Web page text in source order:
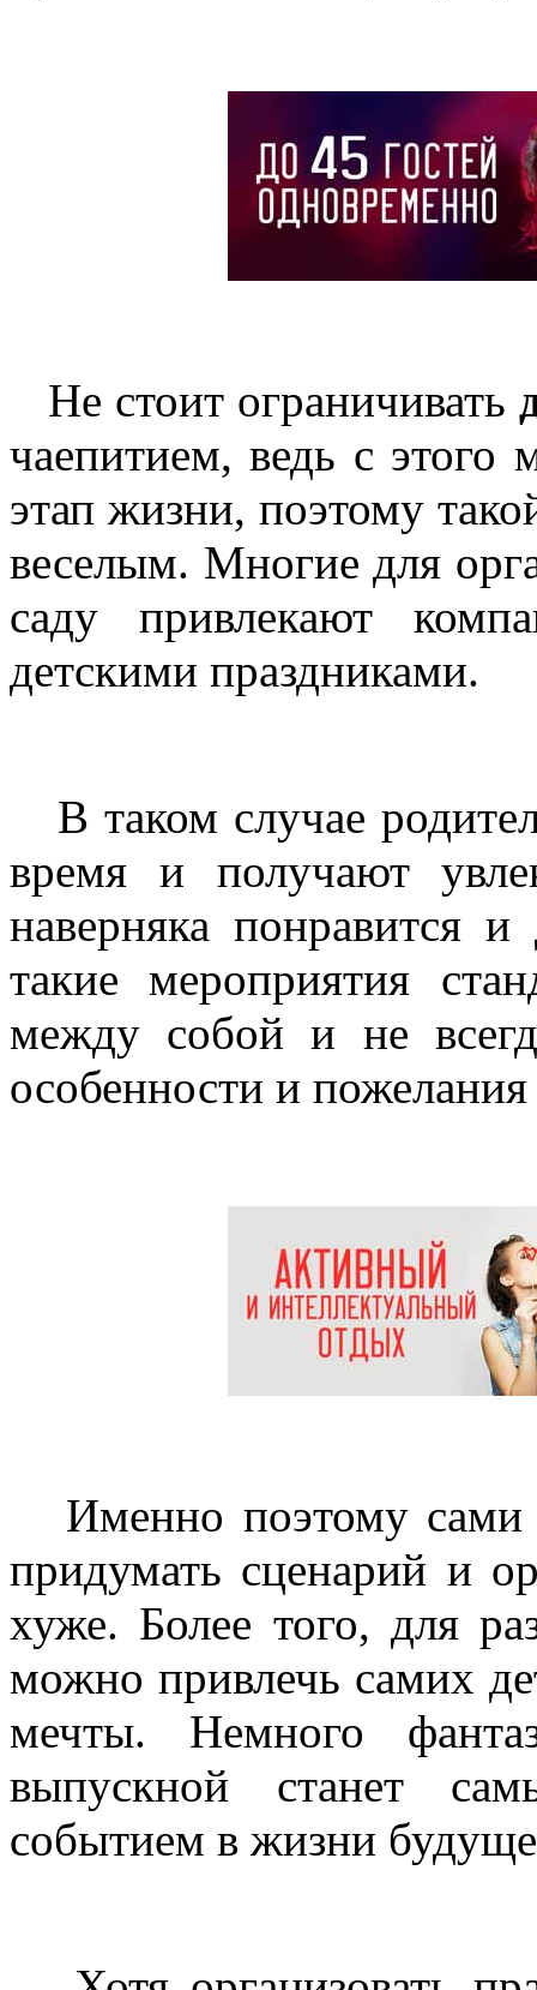
Не стоит ограничивать
чаепитием, ведь с
этап жизни, поэтому
веселым. Многие для
саду привлекают
детскими праздниками.
В таком случае
время и получают
наверняка понравится
такие мероприятия
между собой и не
особенности и
Именно поэтому сами
придумать сценарий и
хуже. Более того, для
можно привлечь самих
мечты. Немного
выпускной станет
событием в жизни